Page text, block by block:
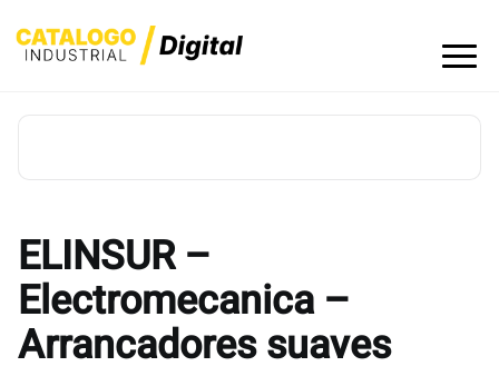
to
ELINSUR –
Electromecanica –
Arrancadores suaves